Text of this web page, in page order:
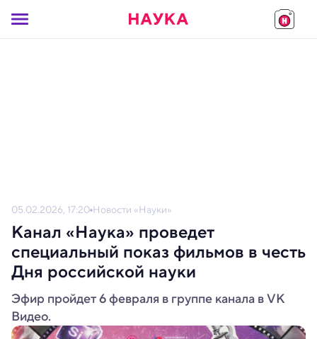
05.02.2026, 17:20 Новости «Науки»
Канал «Наука» проведет
специальный показ фильмов в честь
Дня российской науки
Эфир пройдет 6 февраля в группе канала в VK
Видео.